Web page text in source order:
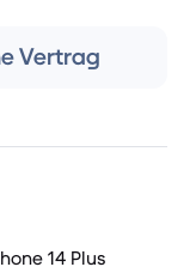
Vertrag
14 Plus